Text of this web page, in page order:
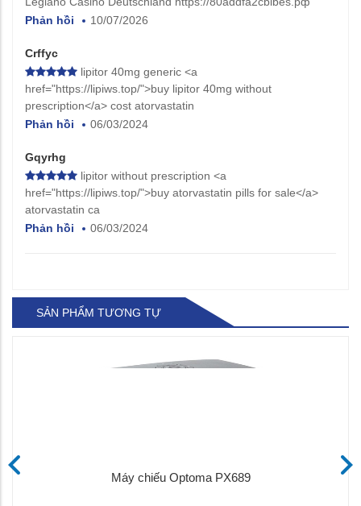
Phản hồi
10/07/2026
Crffyc
lipitor 40mg generic <a
href="https://lipiws.top/">buy lipitor 40mg without
prescription</a> cost atorvastatin
Phản hồi
06/03/2024
Gqyrhg
lipitor without prescription <a
href="https://lipiws.top/">buy atorvastatin pills for sale</a>
atorvastatin ca
Phản hồi
06/03/2024
SẢN PHẨM TƯƠNG TỰ
Máy chiếu Optoma PX689